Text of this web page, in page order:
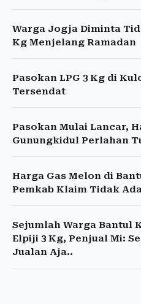
Warga Jogja Diminta
Kg Menjelang Ramadan
Pasokan LPG 3 Kg di
Tersendat
Pasokan Mulai Lancar,
Gunungkidul Perlahan
Harga Gas Melon di
Pemkab Klaim Tidak
Sejumlah Warga Bantul
Elpiji 3 Kg, Penjual Mi:
Jualan Aja..